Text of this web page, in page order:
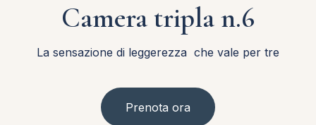
Camera tripla n.6
La sensazione di leggerezza che vale per tre
Prenota ora